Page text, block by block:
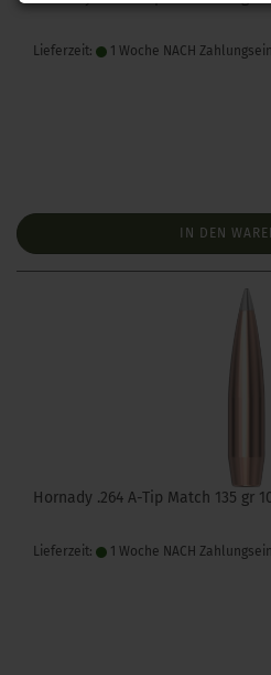
Lieferzeit: 1 Woche NACH
IN DEN
Hornady .264 A-Tip Match 135 gr
Lieferzeit: 1 Woche NACH